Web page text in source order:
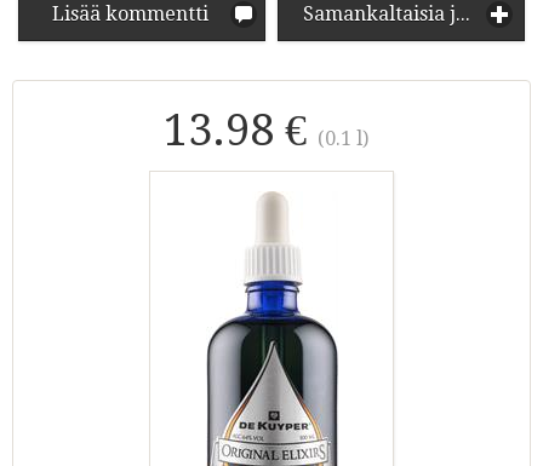
Lisää kommentti Samankaltaisia juomia
13.98 € (0.1 l)